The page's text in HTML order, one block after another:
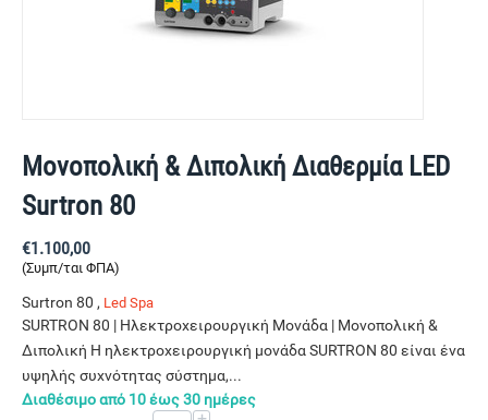
Μονοπολική & Διπολική Διαθερμία LED
Surtron 80
€1.100,00
(Συμπ/ται ΦΠΑ)
Surtron 80 , Led Spa
SURTRON 80 | Ηλεκτροχειρουργική Μονάδα | Μονοπολική &
Διπολική Η ηλεκτροχειρουργική μονάδα SURTRON 80 είναι ένα
υψηλής συχνότητας σύστημα,...
Διαθέσιμο από 10 έως 30 ημέρες